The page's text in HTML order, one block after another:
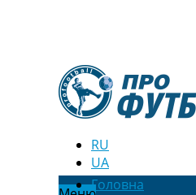
RU
UA
Головна